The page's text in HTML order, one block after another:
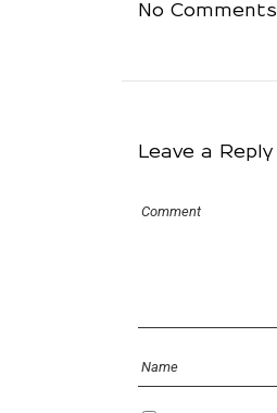
No Comments
Leave a Reply